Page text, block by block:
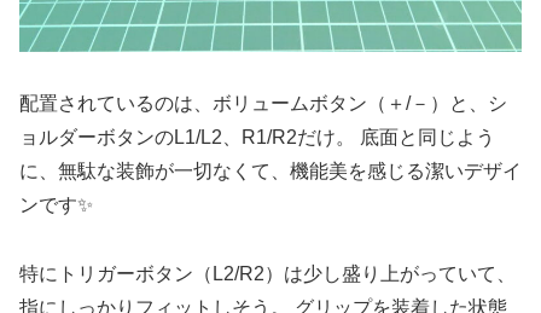
配置されているのは、ボリュームボタン（＋/－）と、シ
ョルダーボタンのL1/L2、R1/R2だけ。 底面と同じよう
に、無駄な装飾が一切なくて、機能美を感じる潔いデザイ
ンです✨
特にトリガーボタン（L2/R2）は少し盛り上がっていて、
指にしっかりフィットしそう。 グリップを装着した状態